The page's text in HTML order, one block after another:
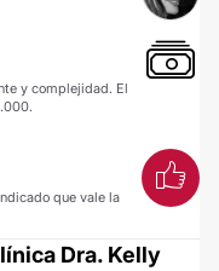
y complejidad. El
que vale la
Dra. Kelly